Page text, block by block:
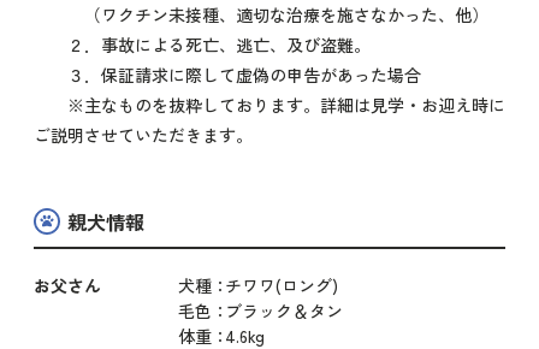
（ワクチン未接種、適切な治療を施さなかった、他）
２．事故による死亡、逃亡、及び盗難。
３．保証請求に際して虚偽の申告があった場合
※主なものを抜粋しております。詳細は見学・お迎え時に
ご説明させていただきます。
親犬情報
お父さん 犬種：チワワ(ロング)
毛色：ブラック＆タン
体重：4.6kg